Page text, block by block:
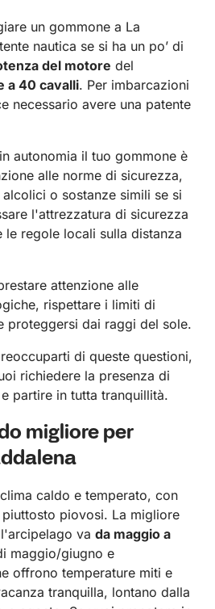
un gommone a La
nautica se si ha un po’ di
del motore del
a 40 cavalli. Per imbarcazioni
necessario avere una patente
autonomia il tuo gommone è
alle norme di sicurezza,
o sostanze simili se si
l'attrezzatura di sicurezza
le regole locali sulla distanza
attenzione alle
rispettare i limiti di
proteggersi dai raggi del sole.
di queste questioni,
richiedere la presenza di
partire in tutta tranquillità.
migliore per
caldo e temperato, con
piovosi. La migliore
va da maggio a
maggio/giugno e
offrono temperature miti e
tranquilla, lontano dalla